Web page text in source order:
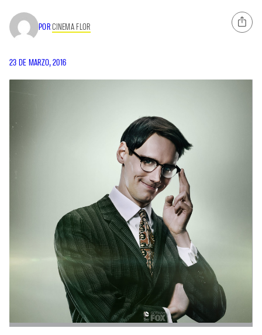
PORCINEMA FLOR
23 DE MARZO, 2016